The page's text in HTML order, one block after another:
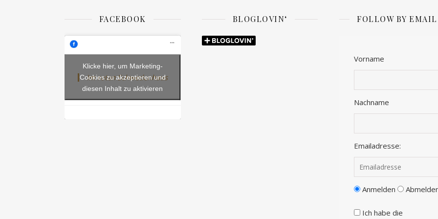
FACEBOOK
Im roten Schwedenhaus
Klicke hier, um Marketing-
Cookies zu akzeptieren und
diesen Inhalt zu aktivieren
BLOGLOVIN‘ FOLLOW BY EMAIL
Vorname
Nachname
Emailadresse:
Anmelden
Ich habe die